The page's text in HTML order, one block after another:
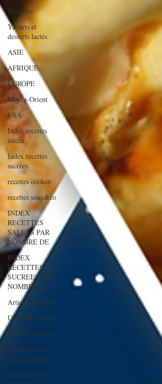
Volailles
Yaourts et
desserts lactés
ASIE
AFRIQUE
EUROPE
Moyen-Orient
USA
Index recettes
salées
Index recettes
sucrées
recettes cookeo
recettes soup&co
INDEX
RECETTES
SALEES PAR
NOMBRE DE
INDEX
RECETTES
SUCREES PAR
NOMBRE D
Articles de fonds
Ustensiles malins
Crèmes desserts
Que faire avec
des courgettes ?
Que faire avec